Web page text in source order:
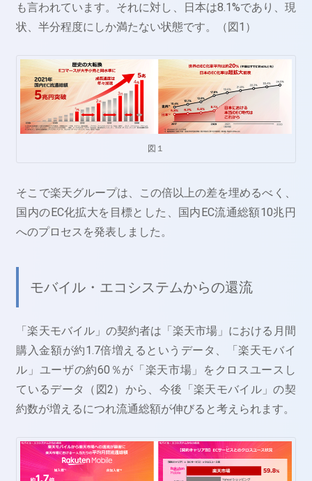
も言われています。それに対し、日本は8.1%であり、現
状、半分程度にしか満たない状態です。（図1）
図１
そこで楽天グループは、この倍以上の差を埋めるべく、
国内のEC化拡大を目標とした、国内EC流通総額10兆円
へのプロセスを発表しました。
モバイル・エコシステムからの還流
「楽天モバイル」の契約者は「楽天市場」における月間
購入金額が約1.7倍増えるというデータ、「楽天モバイ
ル」ユーザの約60％が「楽天市場」をクロスユースし
ているデータ（図2）から、今後「楽天モバイル」の契
約数が増えるにつれ流通総額が伸びると考えられます。